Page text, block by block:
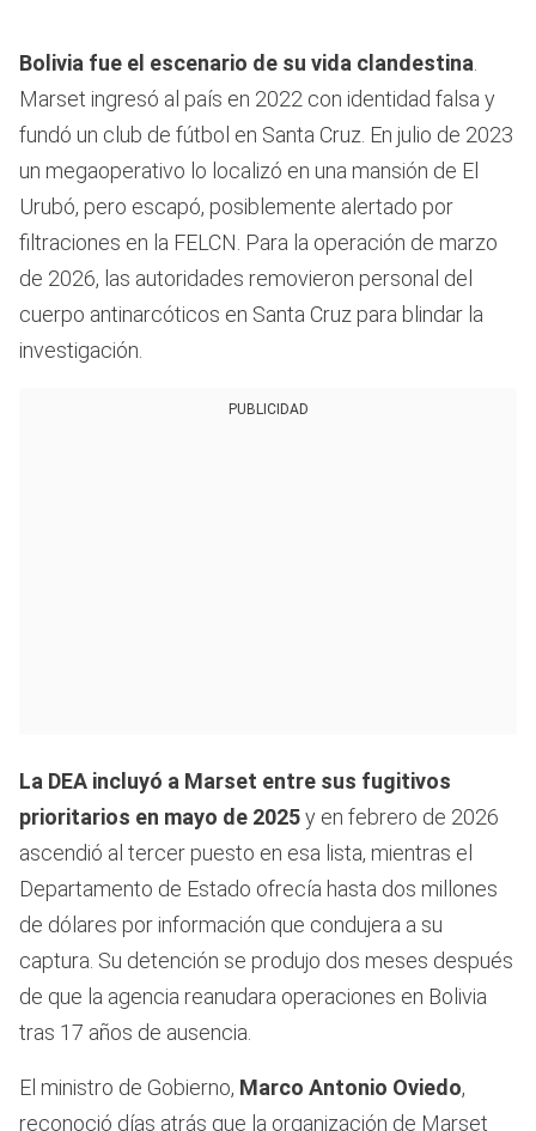
Bolivia fue el escenario de su vida clandestina.
Marset ingresó al país en 2022 con identidad falsa y
fundó un club de fútbol en Santa Cruz. En julio de 2023
un megaoperativo lo localizó en una mansión de El
Urubó, pero escapó, posiblemente alertado por
filtraciones en la FELCN. Para la operación de marzo
de 2026, las autoridades removieron personal del
cuerpo antinarcóticos en Santa Cruz para blindar la
investigación.
PUBLICIDAD
La DEA incluyó a Marset entre sus fugitivos
prioritarios en mayo de 2025y en febrero de 2026
ascendió al tercer puesto en esa lista, mientras el
Departamento de Estado ofrecía hasta dos millones
de dólares por información que condujera a su
captura. Su detención se produjo dos meses después
de que la agencia reanudara operaciones en Bolivia
tras 17 años de ausencia.
El ministro de Gobierno, Marco Antonio Oviedo,
reconoció días atrás que la organización de Marset